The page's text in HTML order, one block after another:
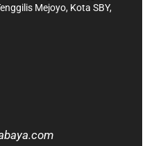
Mejoyo, Kota SBY,